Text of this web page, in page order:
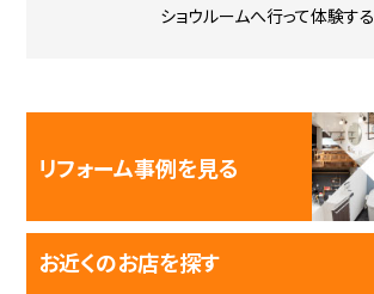
ショウルームへ行って体験する
リフォーム事例を見る
お近くのお店を探す